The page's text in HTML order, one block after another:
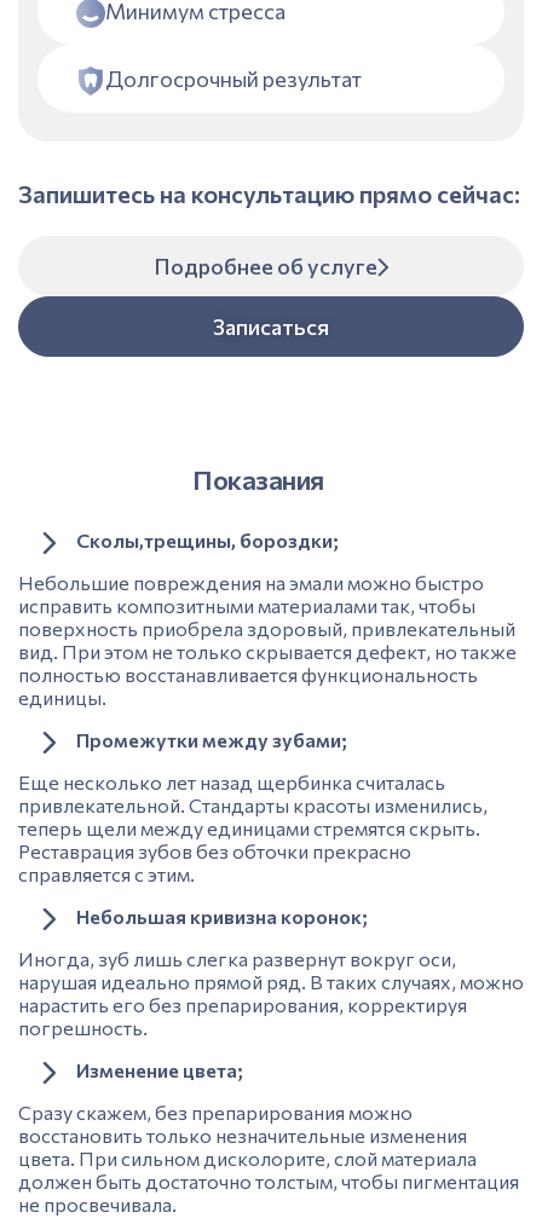
Минимум стресса
Долгосрочный результат
Запишитесь на консультацию прямо сейчас:
Подробнее об услуге
Записаться
Показания
Сколы,трещины, бороздки;
Небольшие повреждения на эмали можно быстро
исправить композитными материалами так, чтобы
поверхность приобрела здоровый, привлекательный
вид. При этом не только скрывается дефект, но также
полностью восстанавливается функциональность
единицы.
Промежутки между зубами;
Еще несколько лет назад щербинка считалась
привлекательной. Стандарты красоты изменились,
теперь щели между единицами стремятся скрыть.
Реставрация зубов без обточки прекрасно
справляется с этим.
Небольшая кривизна коронок;
Иногда, зуб лишь слегка развернут вокруг оси,
нарушая идеально прямой ряд. В таких случаях, можно
нарастить его без препарирования, корректируя
погрешность.
Изменение цвета;
Сразу скажем, без препарирования можно
восстановить только незначительные изменения
цвета. При сильном дисколорите, слой материала
должен быть достаточно толстым, чтобы пигментация
не просвечивала.